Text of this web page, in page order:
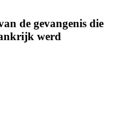
de gevangenis die
werd